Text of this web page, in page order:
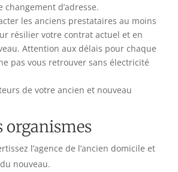
changement d’adresse.
les anciens prestataires au moins
résilier votre contrat actuel et en
Attention aux délais pour chaque
pas vous retrouver sans électricité
de votre ancien et nouveau
organismes
l’agence de l’ancien domicile et
nouveau.